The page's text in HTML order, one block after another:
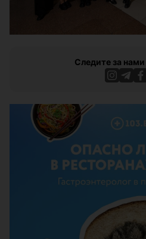
Следите за нами